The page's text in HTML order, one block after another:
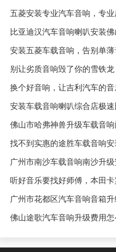
五菱安装专业汽车音响，专
比亚迪汉汽车音响喇叭安装
安装五菱车载音响，告别单
别让劣质音响毁了你的雪铁
换个好音响，让吉利汽车的
安装车载音响喇叭综合店极速
佛山市哈弗神兽升级车载音
找不到实惠的途胜车载音响
广州市南沙车载音响南沙升
听好音乐要找好师傅，本田
广州市花都区汽车音响音箱
佛山途歌汽车音响升级费用